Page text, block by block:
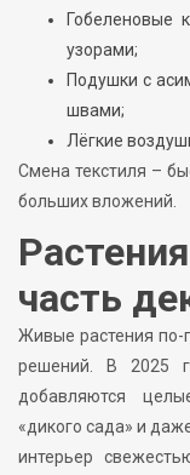
Гобеленовые
узорами;
Подушки с
швами;
Лёгкие
Смена текстиля –
больших вложений.
часть
Живые растения по-
решений. В 2025
добавляются
«дикого сада» и
интерьер